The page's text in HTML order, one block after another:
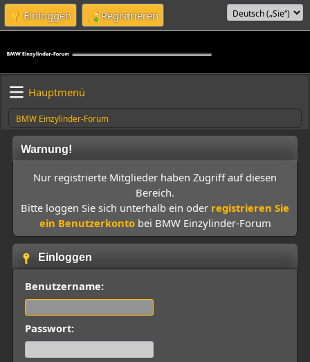
Einloggen Registrieren
Hauptmenü
BMW Einzylinder-Forum
Warnung!
Nur registrierte Mitglieder haben Zugriff auf diesen
Bereich.
Bitte loggen Sie sich unterhalb ein oder registrieren Sie
ein Benutzerkontobei BMW Einzylinder-Forum
Einloggen
Benutzername:
Passwort: